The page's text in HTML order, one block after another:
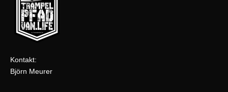
Kontakt:
Björn Meurer